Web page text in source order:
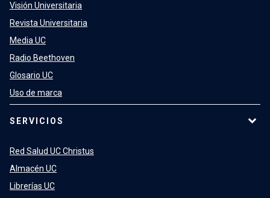
Visión Universitaria
Revista Universitaria
Media UC
Radio Beethoven
Glosario UC
Uso de marca
SERVICIOS
Red Salud UC Christus
Almacén UC
Librerías UC